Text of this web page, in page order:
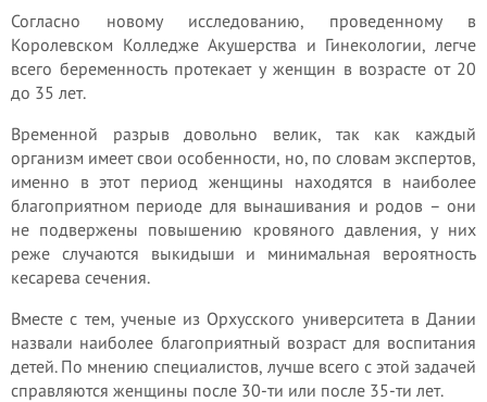
Согласно новому исследованию, проведенному в
Королевском Колледже Акушерства и Гинекологии, легче
всего беременность протекает у женщин в возрасте от 20
до 35 лет.
Временной разрыв довольно велик, так как каждый
организм имеет свои особенности, но, по словам экспертов,
именно в этот период женщины находятся в наиболее
благоприятном периоде для вынашивания и родов – они
не подвержены повышению кровяного давления, у них
реже случаются выкидыши и минимальная вероятность
кесарева сечения.
Вместе с тем, ученые из Орхусского университета в Дании
назвали наиболее благоприятный возраст для воспитания
детей. По мнению специалистов, лучше всего с этой задачей
справляются женщины после 30-ти или после 35-ти лет.